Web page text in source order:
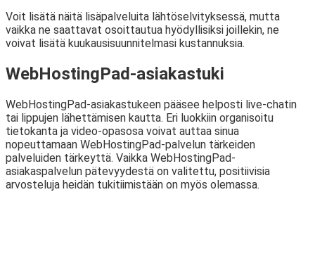
Voit lisätä näitä lisäpalveluita lähtöselvityksessä, mutta
vaikka ne saattavat osoittautua hyödyllisiksi joillekin, ne
voivat lisätä kuukausisuunnitelmasi kustannuksia.
WebHostingPad-asiakastuki
WebHostingPad-asiakastukeen pääsee helposti live-chatin
tai lippujen lähettämisen kautta. Eri luokkiin organisoitu
tietokanta ja video-opasosa voivat auttaa sinua
nopeuttamaan WebHostingPad-palvelun tärkeiden
palveluiden tärkeyttä. Vaikka WebHostingPad-
asiakaspalvelun pätevyydestä on valitettu, positiivisia
arvosteluja heidän tukitiimistään on myös olemassa.